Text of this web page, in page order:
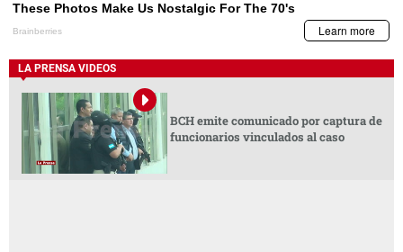
LA PRENSA VIDEOS
BCH emite comunicado por captura de
funcionarios vinculados al caso